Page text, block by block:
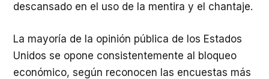
descansado en el uso de la mentira y el chantaje.
La mayoría de la opinión pública de los Estados
Unidos se opone consistentemente al bloqueo
económico, según reconocen las encuestas más